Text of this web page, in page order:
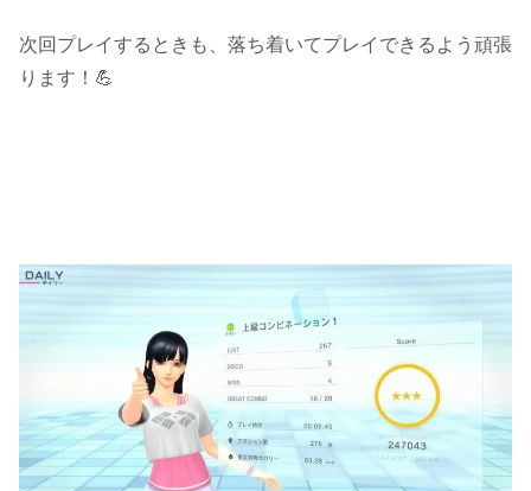
次回プレイするときも、落ち着いてプレイできるよう頑張
ります！💪